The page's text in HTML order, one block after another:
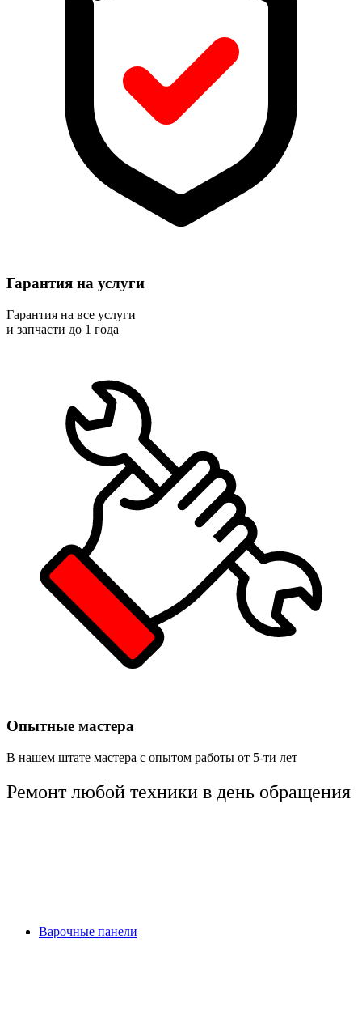
Гарантия на услуги
Гарантия на все услуги
и запчасти до 1 года
Опытные мастера
В нашем штате мастера с опытом работы от 5-ти лет
Ремонт любой техники в день обращения
Варочные панели